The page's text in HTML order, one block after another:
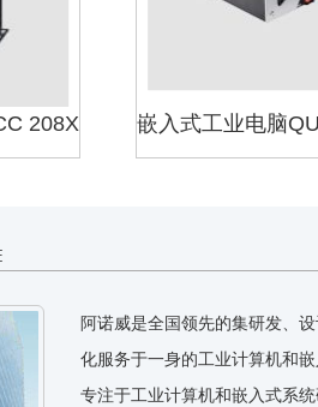
208X
阿诺威是全国领先的集研发、
化服务于一身的工业计算机和
专注于工业计算机和嵌入式系